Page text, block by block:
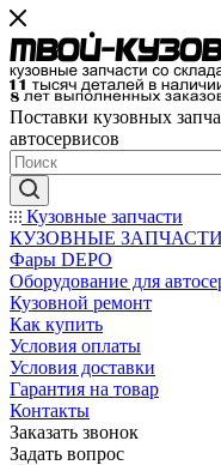
Поставки кузовных
автосервисов
Кузовные запчасти
КУЗОВНЫЕ
Фары DEPO
Оборудование для
Кузовной ремонт
Как купить
Условия оплаты
Условия доставки
Гарантия на товар
Контакты
Заказать звонок
Задать вопрос